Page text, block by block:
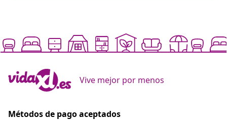
Vive mejor por menos
Métodos de pago aceptados